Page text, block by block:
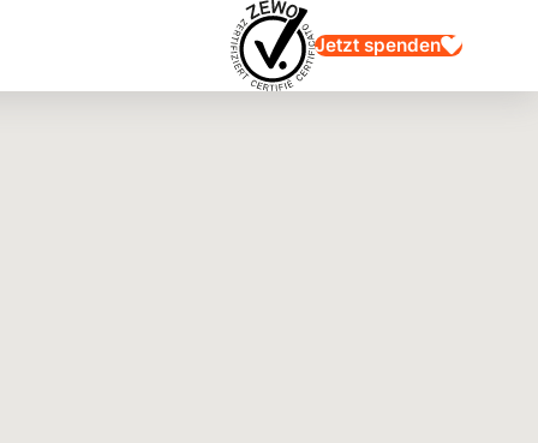
Jetzt spenden